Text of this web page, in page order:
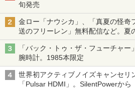
旬発売
金ロー「ナウシカ」、「真夏の怪奇
送のフリーレン」無料配信など。夏
「バック・トゥ・ザ・フューチャ
腕時計。1985本限定
世界初アクティブノイズキャンセリ
「Pulsar HDMI」。SilentPowerから